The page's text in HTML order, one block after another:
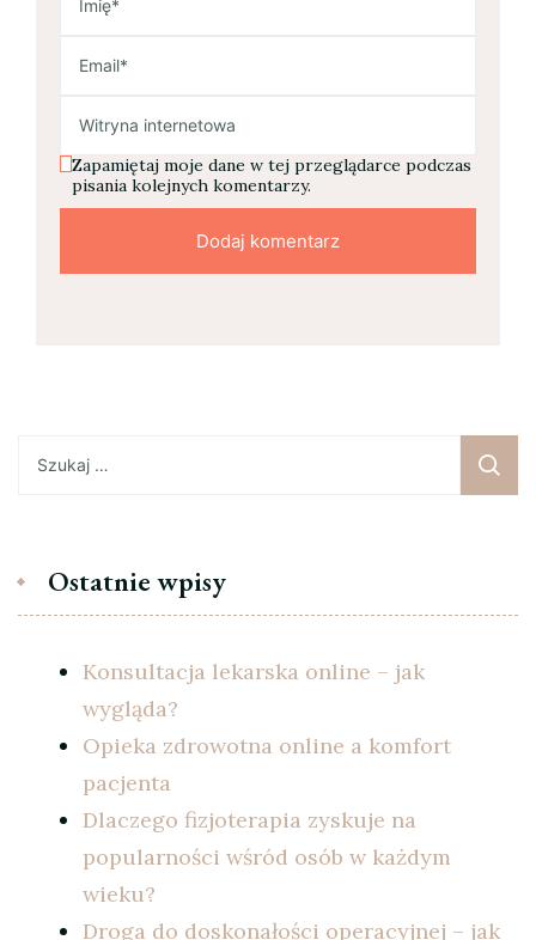
Zapamiętaj moje dane w tej przeglądarce podczas
pisania kolejnych komentarzy.
Ostatnie wpisy
Konsultacja lekarska online – jak
wygląda?
Opieka zdrowotna online a komfort
pacjenta
Dlaczego fizjoterapia zyskuje na
popularności wśród osób w każdym
wieku?
Droga do doskonałości operacyjnej – jak